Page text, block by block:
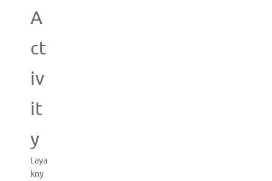
A
ct
iv
it
y
Laya
kny